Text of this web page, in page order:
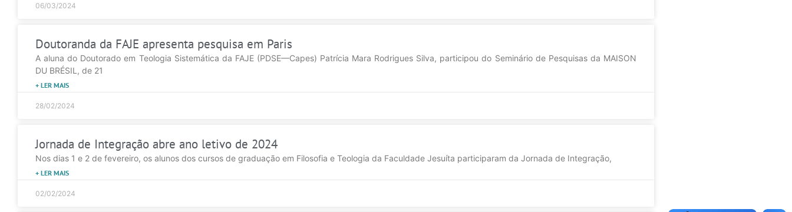
06/03/2024
Doutoranda da FAJE apresenta pesquisa em Paris
A aluna do Doutorado em Teologia Sistemática da FAJE (PDSE—Capes) Patrícia Mara Rodrigues Silva, participou do Seminário de Pesquisas da MAISON
DU BRÉSIL, de 21
+ LER MAIS
28/02/2024
Jornada de Integração abre ano letivo de 2024
Nos dias 1 e 2 de fevereiro, os alunos dos cursos de graduação em Filosofia e Teologia da Faculdade Jesuíta participaram da Jornada de Integração,
+ LER MAIS
02/02/2024